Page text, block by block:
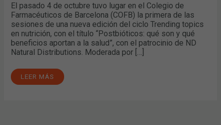
El pasado 4 de octubre tuvo lugar en el Colegio de
Farmacéuticos de Barcelona (COFB) la primera de las
sesiones de una nueva edición del ciclo Trending topics
en nutrición, con el título “Postbióticos: qué son y qué
beneficios aportan a la salud”, con el patrocinio de ND
Natural Distributions. Moderada por […]
LEER MÁS